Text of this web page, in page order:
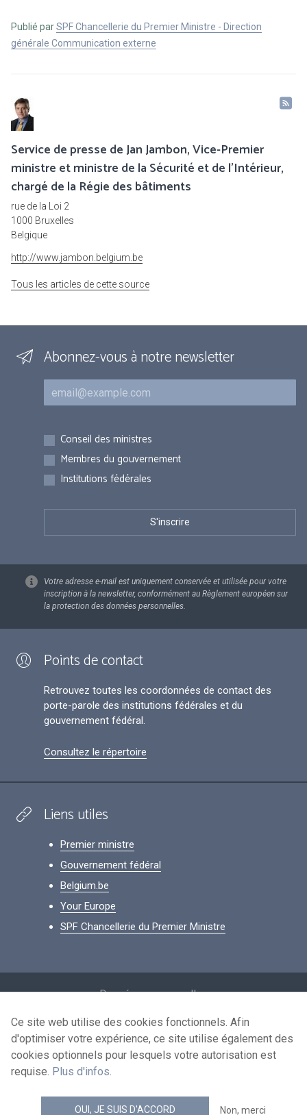
Publié parSPF Chancellerie du Premier Ministre - Direction
générale Communication externe
Service de presse de Jan Jambon, Vice-Premier
ministre et ministre de la Sécurité et de l'Intérieur,
chargé de la Régie des bâtiments
rue de la Loi 2
1000 Bruxelles
Belgique
http://www.jambon.belgium.be
Tous les articles de cette source
Abonnez-vous à notre newsletter
Courriel
Inscriptions
Conseil des ministres
Membres du gouvernement
Institutions fédérales
Votre adresse e-mail est uniquement conservée et utilisée pour votre
inscription à la newsletter, conformément au Règlement européen sur
la protection des données personnelles.
Points de contact
Retrouvez toutes les coordonnées de contact des
porte-parole des institutions fédérales et du
gouvernement fédéral.
Consultez le répertoire
Liens utiles
Premier ministre
Gouvernement fédéral
Belgium.be
Your Europe
SPF Chancellerie du Premier Ministre
Données personnelles
Conditions de réutilisation
Contactez-nous
news.belgium flux RSS
Ce site web utilise des cookies fonctionnels. Afin
d'optimiser votre expérience, ce site utilise également des
cookies optionnels pour lesquels votre autorisation est
requise. Plus d'infos.
OUI, JE SUIS D'ACCORD Non, merci